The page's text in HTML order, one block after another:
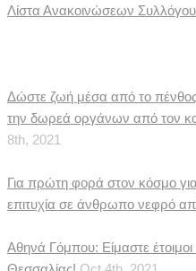
Λίστα Ανακοινώσεων Συλλόγου
Δώστε ζωή μέσα από το
την δωρεά οργάνων από τον
8th, 2021
Για πρώτη φορά στον κόσμο
επιτυχία σε άνθρωπο νεφρό
Αθηνά Γόμπου: Είμαστε